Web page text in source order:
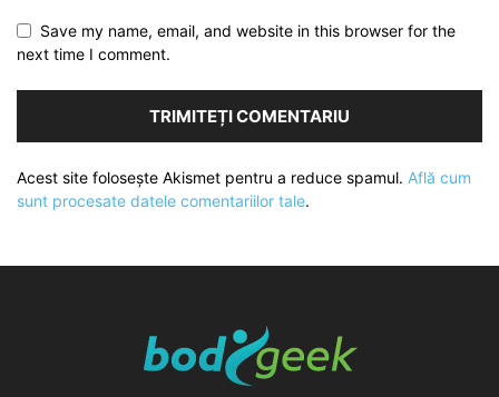
Save my name, email, and website in this browser for the
next time I comment.
Acest site folosește Akismet pentru a reduce spamul. Află cum
sunt procesate datele comentariilor tale.